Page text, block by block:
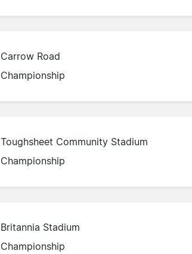
Carrow Road
Championship
Toughsheet Community Stadium
Championship
Britannia Stadium
Championship